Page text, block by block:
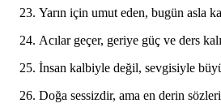
Yarın için umut eden, bugün asla
Acılar geçer, geriye güç ve ders
İnsan kalbiyle değil, sevgisiyle
Doğa sessizdir, ama en derin